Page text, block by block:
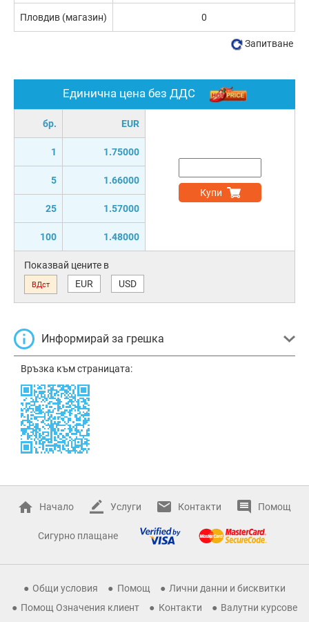
Единична цена без ДДС
бр. EUR
1 1.75000
5 1.66000
25 1.57000
100 1.48000
Купи
Показвай цените в
ВДст EUR USD
Информирай за грешка
Връзка към страницата:
Пловдив (магазин) 0
Запитване
Начало Услуги Контакти Помощ
Сигурно плащане
Общи условия Помощ
Лични данни и бисквитки
Помощ Означения клиент
Контакти
Валутни курсове